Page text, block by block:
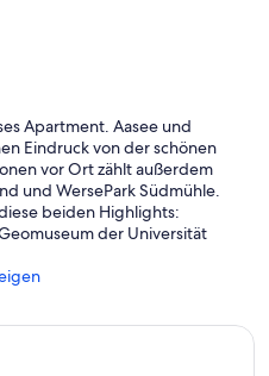
Apartment. Aasee und
Eindruck von der schönen
vor Ort zählt außerdem
und WersePark Südmühle.
beiden Highlights:
der Universität